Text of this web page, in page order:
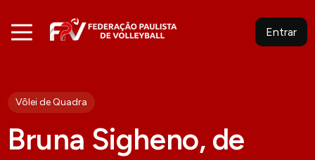
Entrar
Vôlei de Quadra
Bruna Sigheno, de